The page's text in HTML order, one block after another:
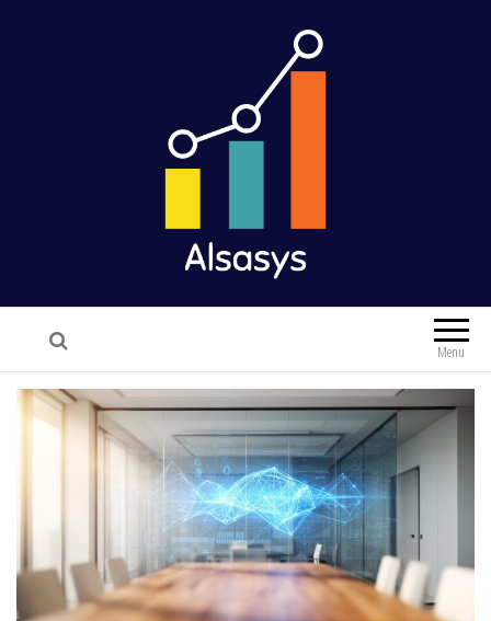
Alsasys Finance & Marketing
Menu